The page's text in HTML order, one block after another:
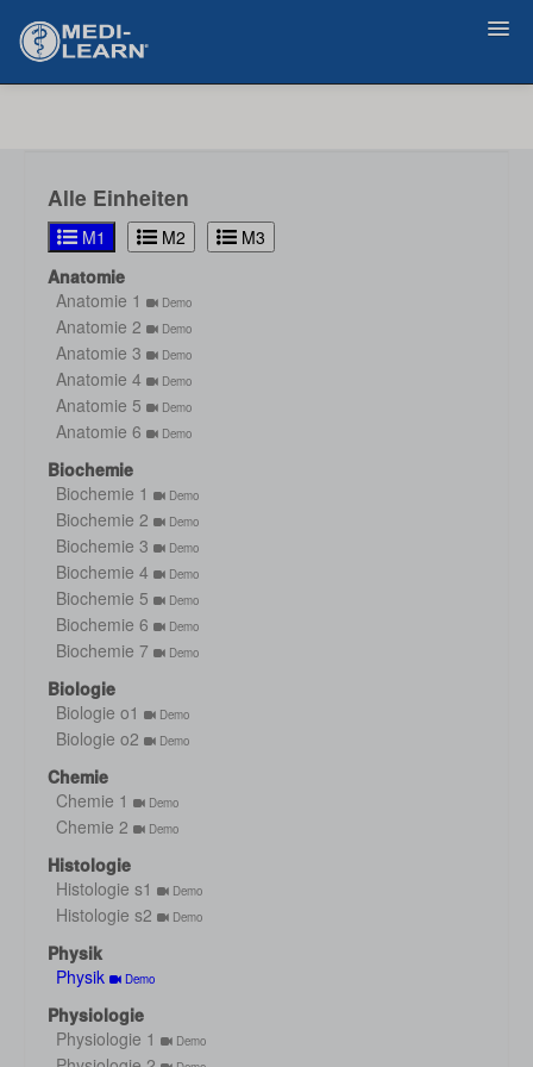
Alle Einheiten
M1 M2
M3
Anatomie
Anatomie 1
Demo
Anatomie 2 Demo
Anatomie 3 Demo
Anatomie 4 Demo
Anatomie 5 Demo
Anatomie 6 Demo
Biochemie
Biochemie 1
Demo
Biochemie 2 Demo
Biochemie 3 Demo
Biochemie 4 Demo
Biochemie 5 Demo
Biochemie 6 Demo
Biochemie 7 Demo
Biologie
Biologie o1
Demo
Biologie o2 Demo
Chemie
Chemie 1
Demo
Chemie 2 Demo
Histologie
Histologie s1
Demo
Histologie s2 Demo
Physik
Physik
Demo
Physiologie
Physiologie 1
Demo